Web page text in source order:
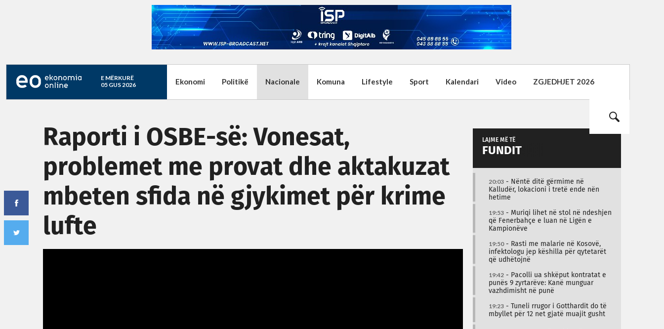
E MËRKURË
05 GUS 2026
Ekonomi Politikë Nacionale Komuna Lifestyle Sport Kalendari Video ZGJEDHJET 2026
Raporti i OSBE-së: Vonesat,
problemet me provat dhe aktakuzat
mbeten sfida në gjykimet për krime
lufte
LAJME MË TË
FUNDIT
20:03 - Nëntë ditë gërmime në
Kalludër, lokacioni i tretë ende nën
hetime
19:53 - Muriqi lihet në stol në ndeshjen
që Fenerbahçe e luan në Ligën e
Kampionëve
19:50- Rasti me malarie në Kosovë,
infektologu jep këshilla për qytetarët
që udhëtojnë
19:42 - Pacolli ua shkëput kontratat e
punës 9 zyrtarëve: Kanë munguar
vazhdimisht në punë
19:23 - Tuneli rrugor i Gotthardit do të
mbyllet për 12 net gjatë muajit gusht